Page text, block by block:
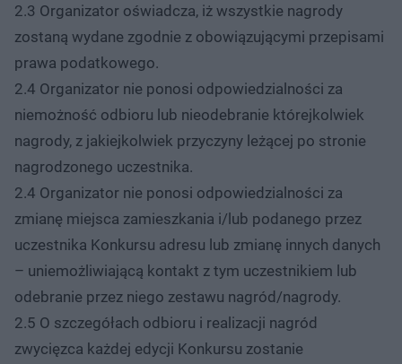
2.3 Organizator oświadcza, iż wszystkie nagrody
zostaną wydane zgodnie z obowiązującymi przepisami
prawa podatkowego.
2.4 Organizator nie ponosi odpowiedzialności za
niemożność odbioru lub nieodebranie którejkolwiek
nagrody, z jakiejkolwiek przyczyny leżącej po stronie
nagrodzonego uczestnika.
2.4 Organizator nie ponosi odpowiedzialności za
zmianę miejsca zamieszkania i/lub podanego przez
uczestnika Konkursu adresu lub zmianę innych danych
– uniemożliwiającą kontakt z tym uczestnikiem lub
odebranie przez niego zestawu nagród/nagrody.
2.5 O szczegółach odbioru i realizacji nagród
zwycięzca każdej edycji Konkursu zostanie